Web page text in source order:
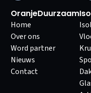
OranjeDuurzaam
Home
Over ons
Word partner
Nieuws
Contact